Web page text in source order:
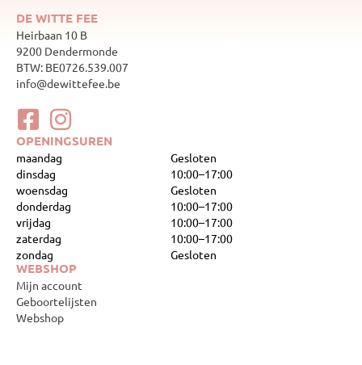
DE WITTE FEE
Heirbaan 10 B
9200 Dendermonde
BTW: BE0726.539.007
info@dewittefee.be
OPENINGSUREN
maandag
Gesloten
dinsdag
10:00–17:00
woensdag
Gesloten
donderdag
10:00–17:00
vrijdag
10:00–17:00
zaterdag
10:00–17:00
zondag
Gesloten
WEBSHOP
Mijn account
Geboortelijsten
Webshop